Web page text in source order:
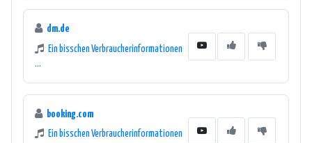
dm.de
Ein bisschen Verbraucherinformationen
...
booking.com
Ein bisschen Verbraucherinformationen